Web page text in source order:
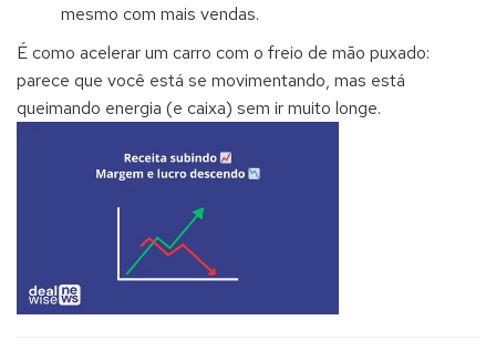
mesmo com mais vendas.
É como acelerar um carro com o freio de mão puxado:
parece que você está se movimentando, mas está
queimando energia (e caixa) sem ir muito longe.